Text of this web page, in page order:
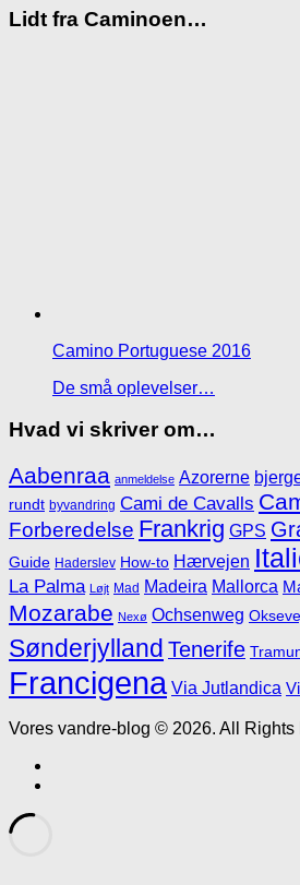
Lidt fra Caminoen…
Camino Portuguese 2016
De små oplevelser…
Hvad vi skriver om…
Aabenraa anmeldelse Azorerne
rundt byvandring Cami de Cavalls
Forberedelse Frankrig GPS
Guide Haderslev How-to Hærvejen
La Palma Løjt Mad Madeira Mallorca
Mozarabe Nexø Ochsenweg
Sønderjylland Tenerife
Francigena Via Jutlandica
Vores vandre-blog © 2026. All Rights